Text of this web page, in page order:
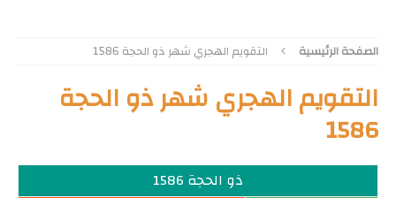
الصفحة الرئيسية التقويم الهجري شهر ذو الحجة 1586
التقويم الهجري شهر ذو الحجة
1586
ذو الحجة 1586